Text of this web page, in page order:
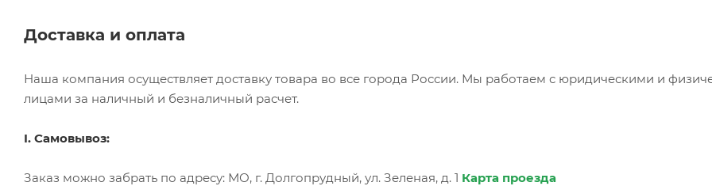
Доставка и оплата
Наша компания осуществляет доставку товара во все города России. Мы работаем с юридическими и
лицами за наличный и безналичный расчет.
I. Самовывоз:
Заказ можно забрать по адресу: МО, г. Долгопрудный, ул. Зеленая, д. 1 Карта проезда